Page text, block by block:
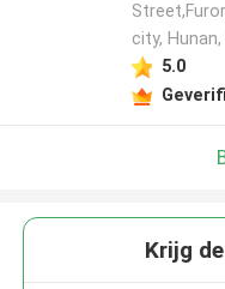
city, Hunan,
5.0
Krijg